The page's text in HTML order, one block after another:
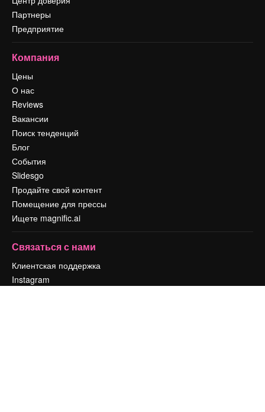
Партнеры
Предприятие
Компания
Цены
О нас
Reviews
Вакансии
Поиск тенденций
Блог
События
Slidesgo
Продайте свой контент
Помещение для прессы
Ищете magnific.ai
Связаться с нами
Клиентская поддержка
Instagram